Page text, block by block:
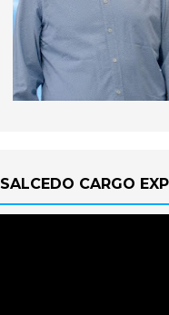
SALCEDO CARGO